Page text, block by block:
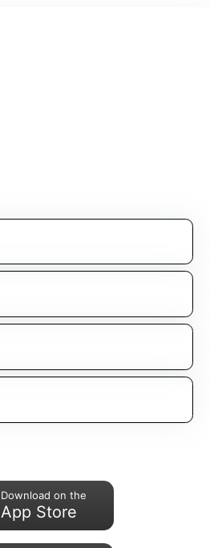
Download on the
App Store